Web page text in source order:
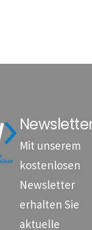
Mit unserem
kostenlosen
Newsletter
erhalten Sie
aktuelle